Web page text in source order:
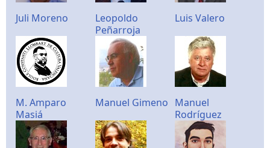
Juli Moreno
Leopoldo
Peñarroja
Luis Valero
M. Amparo
Masiá
Manuel Gimeno Manuel
Rodríguez